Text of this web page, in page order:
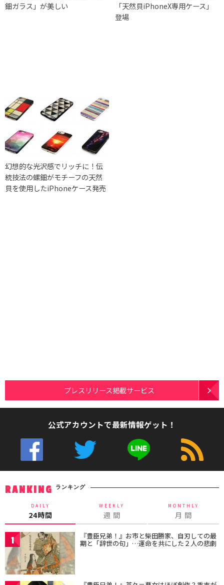
鈿ガラス」が美しい
「天然貝iPhoneX専用ケース」
登場
幻想的な光沢感でリッチに！伝
統技法の螺鈿がモチーフの天然
貝を使用したiPhoneケース発売
プレスリリース掲載サービス
公式アカウントで最新情報ゲット！
RANKING ランキング
DAILY
24時間
WEEKLY
週 間
MONTHLY
月 間
1 『豊臣兄弟！』お市と柴田勝家、自刃しての最
期と「辞世の句」…運命を共にした２人の悲劇